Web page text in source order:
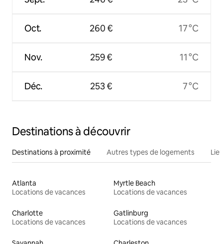
Oct.
Nov.
Déc.
260 €
259 €
253 €
17 °C
11 °C
7 °C
Destinations à découvrir
Destinations à proximité Autres types de logements
Atlanta
Locations de vacances
Myrtle Beach
Locations de vacances
Charlotte
Locations de vacances
Gatlinburg
Locations de vacances